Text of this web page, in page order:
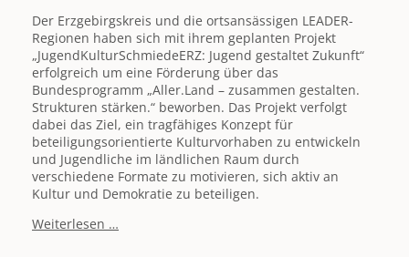
Der Erzgebirgskreis und die ortsansässigen LEADER-
Regionen haben sich mit ihrem geplanten Projekt
„JugendKulturSchmiedeERZ: Jugend gestaltet Zukunft“
erfolgreich um eine Förderung über das
Bundesprogramm „Aller.Land – zusammen gestalten.
Strukturen stärken.“ beworben. Das Projekt verfolgt
dabei das Ziel, ein tragfähiges Konzept für
beteiligungsorientierte Kulturvorhaben zu entwickeln
und Jugendliche im ländlichen Raum durch
verschiedene Formate zu motivieren, sich aktiv an
Kultur und Demokratie zu beteiligen.
Weiterlesen …